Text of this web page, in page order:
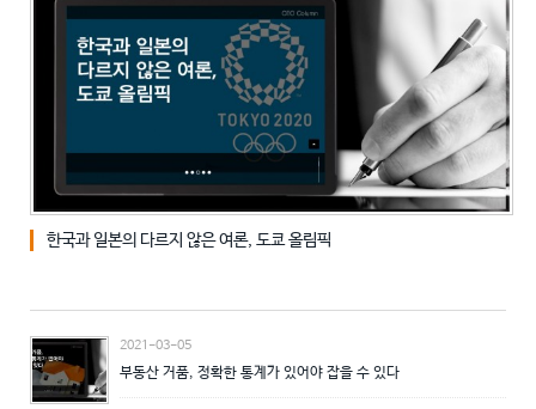
0
한국과 일본의 다르지 않은 여론, 도쿄 올림픽
2021-03-05
부동산 거품, 정확한 통계가 있어야 잡을 수 있다